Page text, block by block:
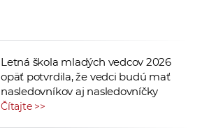
Letná škola mladých vedcov 2026
opäť potvrdila, že vedci budú mať
nasledovníkov aj nasledovníčky
Čítajte >>